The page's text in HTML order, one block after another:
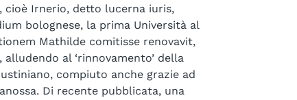
cioè Irnerio, detto lucerna iuris,
bolognese, la prima Università al
Mathilde comitisse renovavit,
al ‘rinnovamento’ della
compiuto anche grazie ad
Di recente pubblicata, una